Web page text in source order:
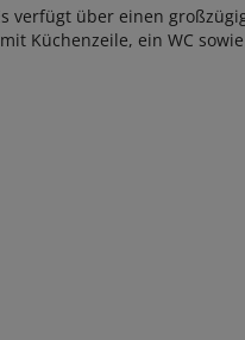
verfügt über einen
Küchenzeile, ein WC